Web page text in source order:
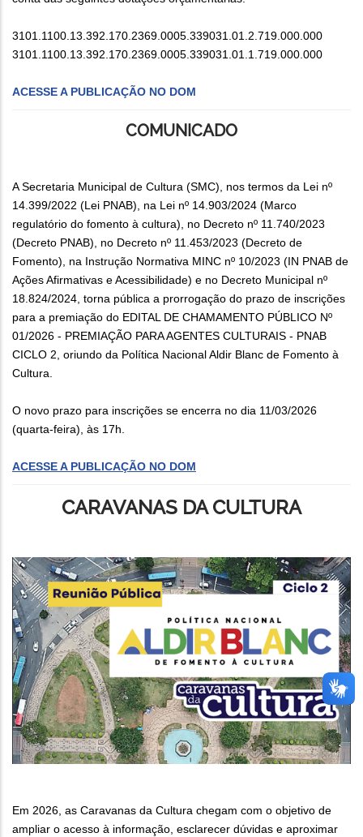
3101.1100.13.392.170.2369.0005.339031.01.2.719.000.000
3101.1100.13.392.170.2369.0005.339031.01.1.719.000.000
ACESSE A PUBLICAÇÃO NO DOM
COMUNICADO
A Secretaria Municipal de Cultura (SMC), nos termos da Lei nº
14.399/2022 (Lei PNAB), na Lei nº 14.903/2024 (Marco
regulatório do fomento à cultura), no Decreto nº 11.740/2023
(Decreto PNAB), no Decreto nº 11.453/2023 (Decreto de
Fomento), na Instrução Normativa MINC nº 10/2023 (IN PNAB de
Ações Afirmativas e Acessibilidade) e no Decreto Municipal nº
18.824/2024, torna pública a prorrogação do prazo de inscrições
para a premiação do EDITAL DE CHAMAMENTO PÚBLICO Nº
01/2026 - PREMIAÇÃO PARA AGENTES CULTURAIS - PNAB
CICLO 2, oriundo da Política Nacional Aldir Blanc de Fomento à
Cultura.
O novo prazo para inscrições se encerra no dia 11/03/2026
(quarta-feira), às 17h.
ACESSE A PUBLICAÇÃO NO DOM
CARAVANAS DA CULTURA
Em 2026, as Caravanas da Cultura chegam com o objetivo de
ampliar o acesso à informação, esclarecer dúvidas e aproximar